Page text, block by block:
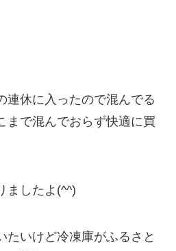
連休に入ったので混んでる
まで混んでおらず快適に買
ましたよ(^^)
たいけど冷凍庫がふるさと